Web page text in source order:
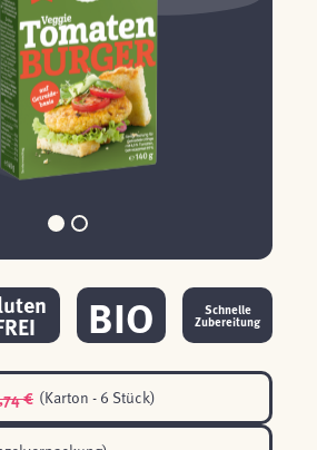
BIO Schnelle
Zubereitung
€ (Karton - 6 Stück)